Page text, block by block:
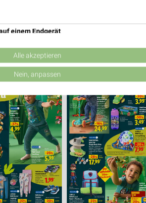
ANGEBOTE AB FREITAG
einem Endgerät
Werbeanzeigen
Inhalten
Inhalte
Kombinationen von Daten aus verschiedenen
Alle akzeptieren
Nein, anpassen